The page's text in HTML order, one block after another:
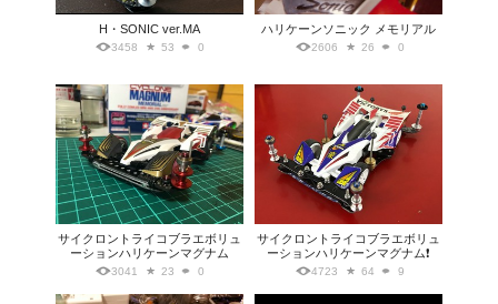
H・SONIC ver.MA
3458 53 0
ハリケーンソニック メモリアル
2606 26 0
サイクロントライコブラエボリュ
ーションハリケーンマグナム
3041 23 0
サイクロントライコブラエボリュ
ーションハリケーンマグナム❗️
4723 64 9